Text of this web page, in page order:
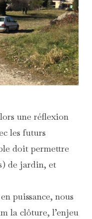
une réflexion
les futurs
doit permettre
de jardin, et
puissance, nous
la clôture, l’enjeu